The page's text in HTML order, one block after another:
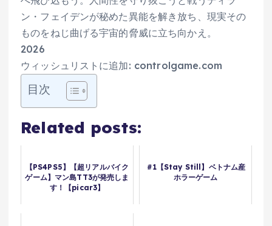
ン・フェイデンが秘めた異能を解き放ち、現実その
ものをねじ曲げる宇宙的脅威に立ち向かえ。
2026
ウィッシュリストに追加: controlgame.com
目次
Related posts:
【PS4PS5】【超リアルバイク
ゲーム】マン島TT3が発売しま
す！【picar3】
＃1【Stay Still】ベトナム産
ホラーゲーム